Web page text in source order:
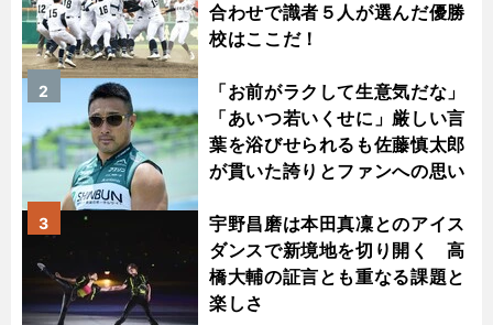
合わせで識者５人が選んだ優勝
校はここだ！
「お前がラクして生意気だな」
「あいつ若いくせに」厳しい言
葉を浴びせられるも佐藤慎太郎
が貫いた誇りとファンへの思い
2
宇野昌磨は本田真凜とのアイス
ダンスで新境地を切り開く 高
橋大輔の証言とも重なる課題と
楽しさ
3